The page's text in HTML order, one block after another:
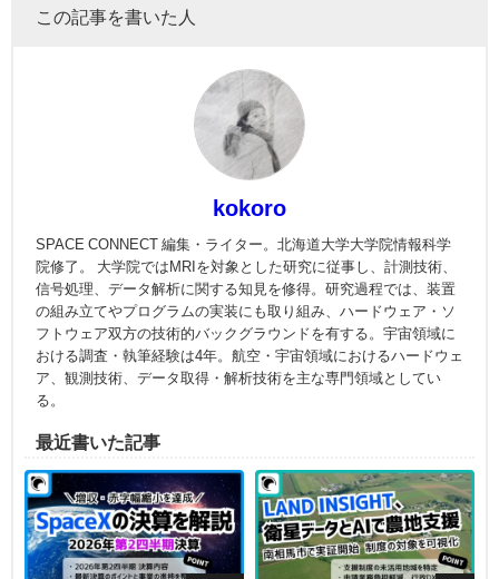
この記事を書いた人
kokoro
SPACE CONNECT 編集・ライター。北海道大学大学院情報科学
院修了。 大学院ではMRIを対象とした研究に従事し、計測技術、
信号処理、データ解析に関する知見を修得。研究過程では、装置
の組み立てやプログラムの実装にも取り組み、ハードウェア・ソ
フトウェア双方の技術的バックグラウンドを有する。宇宙領域に
おける調査・執筆経験は4年。航空・宇宙領域におけるハードウェ
ア、観測技術、データ取得・解析技術を主な専門領域としてい
る。
最近書いた記事